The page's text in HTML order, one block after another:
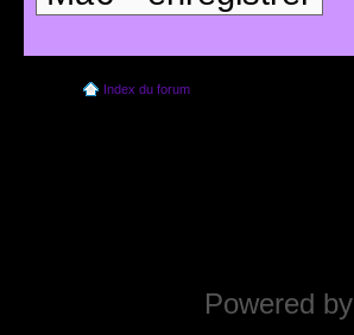
Index du forum
Powered by